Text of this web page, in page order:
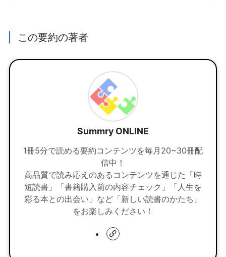
この要約の著者
Summry ONLINE
1冊5分で読める要約コンテンツを毎月20~30冊配
信中！
高品質で読み応えのあるコンテンツを通じた「時
短読書」「書籍購入前の内容チェック」「人生を
彩る本との出会い」など「新しい読書のかたち」
をお楽しみください！